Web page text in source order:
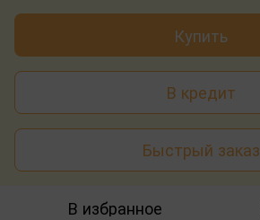
Купить
В кредит
Быстрый заказ
В избранное